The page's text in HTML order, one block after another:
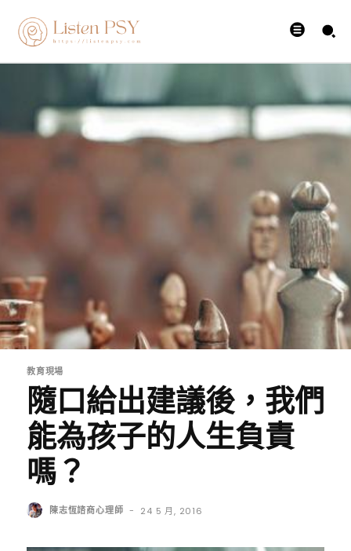
教育現場
隨口給出建議後，我們
能為孩子的人生負責
嗎？
陳志恆諮商心理師 - 24 5 月, 2016